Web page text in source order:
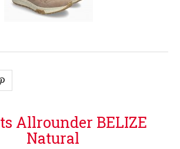
Allrounder BELIZE
Natural